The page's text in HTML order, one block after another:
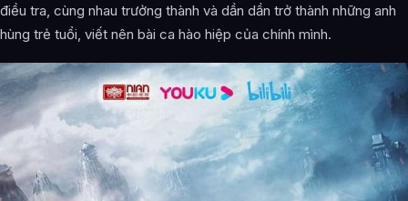
điều tra, cùng nhau trưởng thành và dần dần trở thành những anh
hùng trẻ tuổi, viết nên bài ca hào hiệp của chính mình.